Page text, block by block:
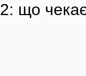
що